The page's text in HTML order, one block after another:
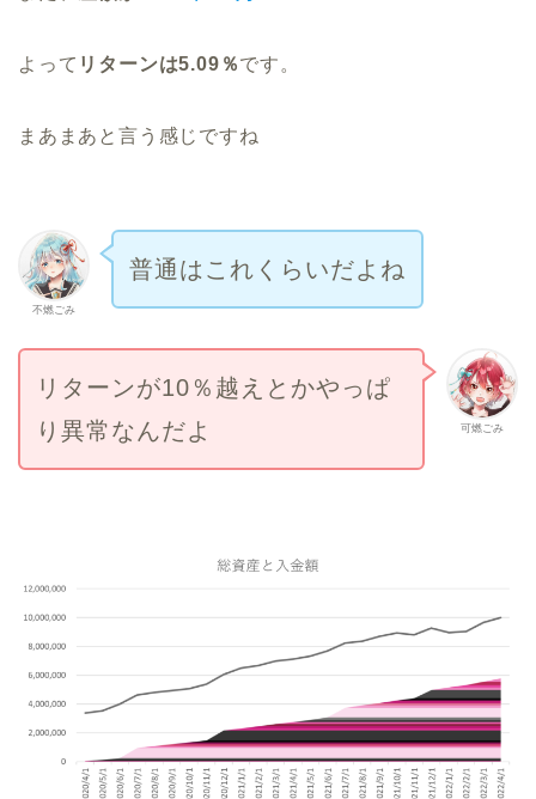
よって リターンは5.09％です。
まあまあと言う感じですね
不燃ごみ
普通はこれくらいだよね
可燃ごみ
リターンが10％越えとかやっぱ
り異常なんだよ